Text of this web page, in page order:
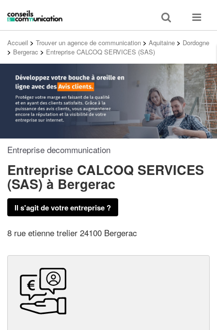
Toggle
search
Toggle
Accueil > Trouver un agence de communication > Aquitaine > Dordogne
> Bergerac > Entreprise CALCOQ SERVICES (SAS)
Entreprise decommunication
Entreprise CALCOQ SERVICES
(SAS)à Bergerac
Il s'agit de votre entreprise ?
8 rue etienne trelier 24100 Bergerac